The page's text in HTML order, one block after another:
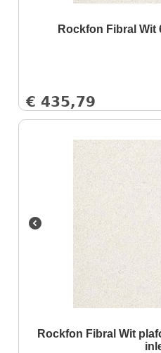
Rockfon Fibral Wit
€ 435,79
Rockfon Fibral Wit